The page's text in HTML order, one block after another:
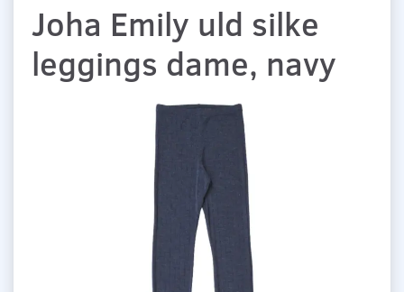
Joha Emily uld silke
leggings dame, navy